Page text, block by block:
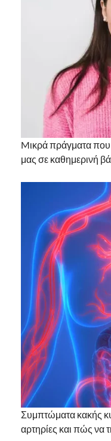
Mικρά πράγματα που
μας σε καθημερινή
Συμπτώματα κακής
αρτηρίες και πώς να